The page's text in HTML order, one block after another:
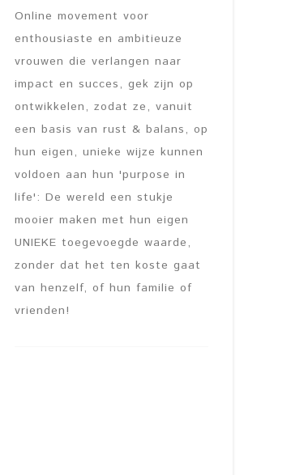
Online movement voor
enthousiaste en ambitieuze
vrouwen die verlangen naar
impact en succes, gek zijn op
ontwikkelen, zodat ze, vanuit
een basis van rust & balans, op
hun eigen, unieke wijze kunnen
voldoen aan hun 'purpose in
life': De wereld een stukje
mooier maken met hun eigen
UNIEKE toegevoegde waarde,
zonder dat het ten koste gaat
van henzelf, of hun familie of
vrienden!